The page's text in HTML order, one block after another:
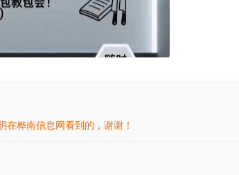
在桦南信息网看到的，谢谢！